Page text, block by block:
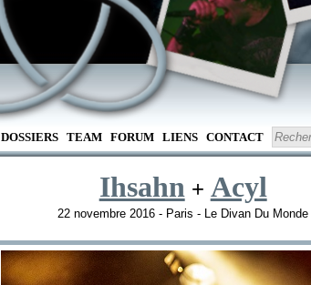
DOSSIERS TEAM FORUM LIENS CONTACT
Ihsahn + Acyl
22 novembre 2016 - Paris - Le Divan Du Monde